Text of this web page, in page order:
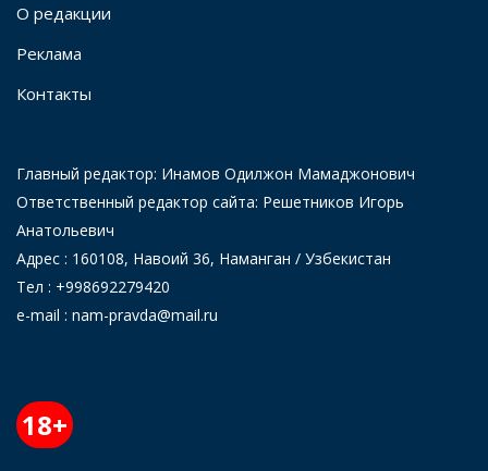
О редакции
Реклама
Контакты
Главный редактор: Инамов Одилжон Мамаджонович
Ответственный редактор сайта: Решетников Игорь
Анатольевич
Адрес : 160108, Навоий 36, Наманган / Узбекистан
Тел : +998692279420
e-mail : nam-pravda@mail.ru
18+